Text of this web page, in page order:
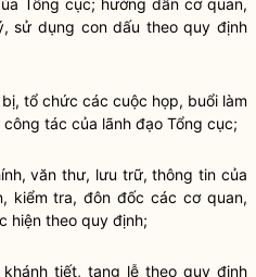
Tổng cục; hướng dẫn cơ quan,
sử dụng con dấu theo quy định
tổ chức các cuộc họp, buổi làm
công tác của lãnh đạo Tổng cục;
văn thư, lưu trữ, thông tin của
kiểm tra, đôn đốc các cơ quan,
hiện theo quy định;
tiết, tang lễ theo quy định